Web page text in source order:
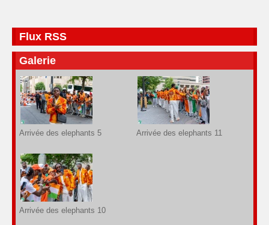
Flux RSS
Galerie
Arrivée des elephants 5 Arrivée des elephants 11
Arrivée des elephants 10